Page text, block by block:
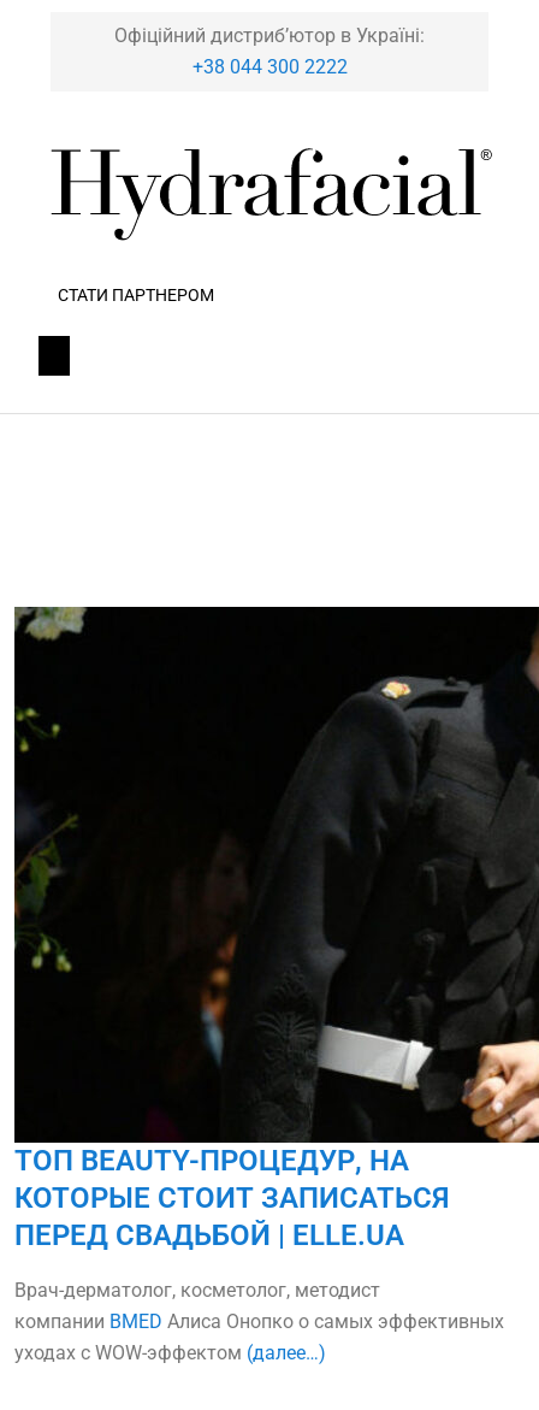
Офіційний дистриб’ютор в Україні:
+38 044 300 2222
СТАТИ ПАРТНЕРОМ
ТОП BEAUTY-ПРОЦЕДУР, НА
КОТОРЫЕ СТОИТ ЗАПИСАТЬСЯ
ПЕРЕД СВАДЬБОЙ | ELLE.UA
Врач-дерматолог, косметолог, методист
компании BMED Алиса Онопко о самых эффективных
уходах с WOW-эффектом (далее…)